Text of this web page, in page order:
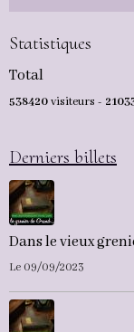
Statistiques
Total
538420visiteurs -
Derniers billets
Dans le vieux
Le 09/09/2023